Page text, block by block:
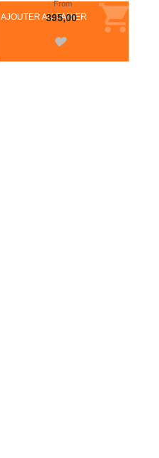
AJOUTER AU PANIER
From
395,00